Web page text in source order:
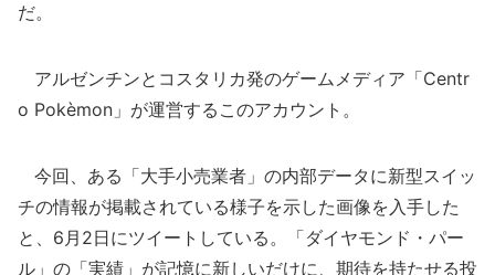
だ。
アルゼンチンとコスタリカ発のゲームメディア「Centr
o Pokèmon」が運営するこのアカウント。
今回、ある「大手小売業者」の内部データに新型スイッ
チの情報が掲載されている様子を示した画像を入手した
と、6月2日にツイートしている。「ダイヤモンド・パー
ル」の「実績」が記憶に新しいだけに、期待を持たせる投